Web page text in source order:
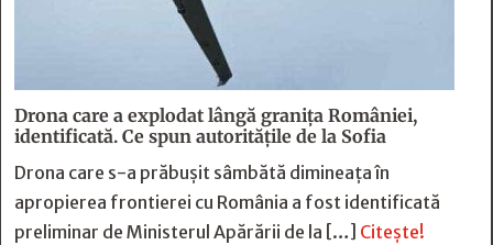
Drona care a explodat lângă granița României,
identificată. Ce spun autoritățile de la Sofia
Drona care s-a prăbușit sâmbătă dimineața în
apropierea frontierei cu România a fost identificată
preliminar de Ministerul Apărării de la […] Citește!